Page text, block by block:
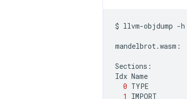
$ llvm-objdump -h
mandelbrot.wasm:
Sections:
Idx Name
0 TYPE
1
IMPORT